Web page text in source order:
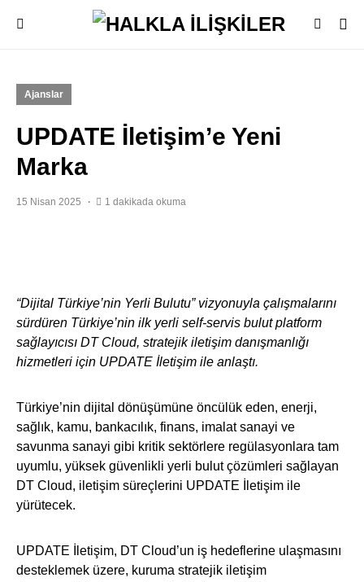
Ajanslar
UPDATE İletişim’e Yeni
Marka
15 Nisan 2025 1 dakikada okuma
“Dijital Türkiye’nin Yerli Bulutu” vizyonuyla çalışmalarını
sürdüren Türkiye’nin ilk yerli self-servis bulut platform
sağlayıcısı DT Cloud, stratejik iletişim danışmanlığı
hizmetleri için UPDATE İletişim ile anlaştı.
Türkiye’nin dijital dönüşümüne öncülük eden, enerji,
sağlık, kamu, bankacılık, finans, imalat sanayi ve
savunma sanayi gibi kritik sektörlere regülasyonlara tam
uyumlu, yüksek güvenlikli yerli bulut çözümleri sağlayan
DT Cloud, iletişim süreçlerini UPDATE İletişim ile
yürütecek.
UPDATE İletişim, DT Cloud’un iş hedeflerine ulaşmasını
desteklemek üzere, kuruma stratejik iletişim